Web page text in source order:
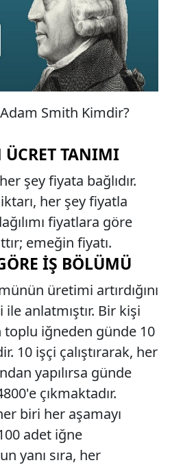
Smith Kimdir?
TANIMI
şey fiyata bağlıdır.
her şey fiyatla
fiyatlara göre
emeğin fiyatı.
İŞ BÖLÜMÜ
üretimi artırdığını
anlatmıştır. Bir kişi
toplu iğneden günde 10
10 işçi çalıştırarak, her
yapılırsa günde
çıkmaktadır.
biri her aşamayı
adet iğne
yanı sıra, her